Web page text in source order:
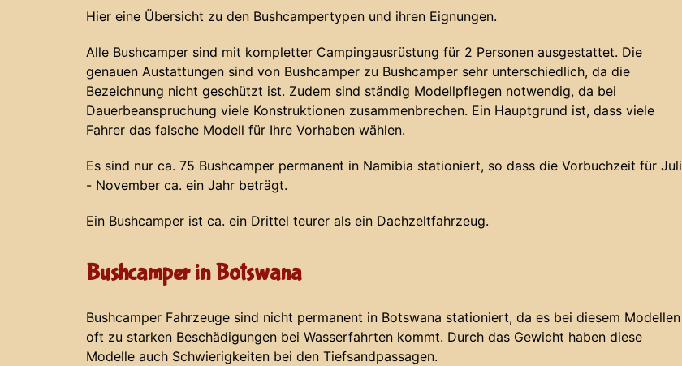
Hier eine Übersicht zu den Bushcampertypen und ihren Eignungen.
Alle Bushcamper sind mit kompletter Campingausrüstung für 2 Personen ausgestattet. Die
genauen Austattungen sind von Bushcamper zu Bushcamper sehr unterschiedlich, da die
Bezeichnung nicht geschützt ist. Zudem sind ständig Modellpflegen notwendig, da bei
Dauerbeanspruchung viele Konstruktionen zusammenbrechen. Ein Hauptgrund ist, dass viele
Fahrer das falsche Modell für Ihre Vorhaben wählen.
Es sind nur ca. 75 Bushcamper permanent in Namibia stationiert, so dass die Vorbuchzeit für Juli
- November ca. ein Jahr beträgt.
Ein Bushcamper ist ca. ein Drittel teurer als ein Dachzeltfahrzeug.
Bushcamper in Botswana
Bushcamper Fahrzeuge sind nicht permanent in Botswana stationiert, da es bei diesem Modellen
oft zu starken Beschädigungen bei Wasserfahrten kommt. Durch das Gewicht haben diese
Modelle auch Schwierigkeiten bei den Tiefsandpassagen.